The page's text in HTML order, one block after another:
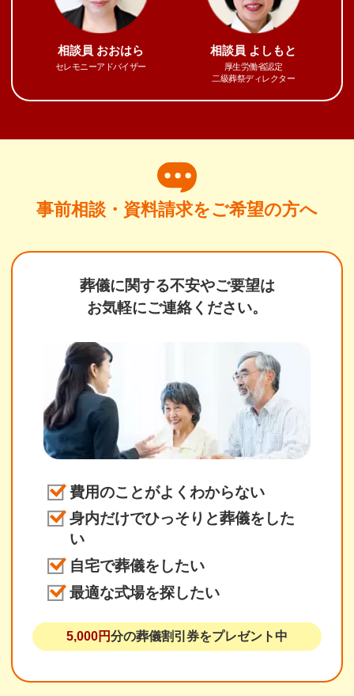
相談員 おおはら
セレモニーアドバイザー
相談員 よしもと
厚生労働省認定
二級葬祭ディレクター
事前相談・資料請求をご希望の方へ
葬儀に関する不安やご要望は
お気軽にご連絡ください。
費用のことがよくわからない
身内だけでひっそりと葬儀をした
い
自宅で葬儀をしたい
最適な式場を探したい
5,000円分の葬儀割引券をプレゼント中